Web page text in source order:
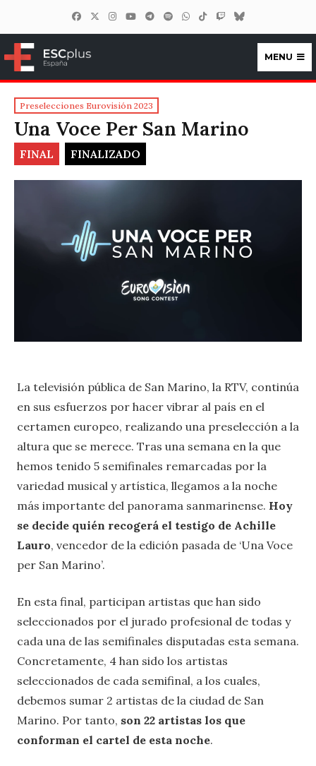
ESCplus España
MENU
Preselecciones Eurovisión 2023
Una Voce Per San Marino
FINAL FINALIZADO
La televisión pública de San Marino, la RTV, continúa
en sus esfuerzos por hacer vibrar al país en el
certamen europeo, realizando una preselección a la
altura que se merece. Tras una semana en la que
hemos tenido 5 semifinales remarcadas por la
variedad musical y artística, llegamos a la noche
más importante del panorama sanmarinense. Hoy
se decide quién recogerá el testigo de Achille
Lauro, vencedor de la edición pasada de ‘Una Voce
per San Marino’.
En esta final, participan artistas que han sido
seleccionados por el jurado profesional de todas y
cada una de las semifinales disputadas esta semana.
Concretamente, 4 han sido los artistas
seleccionados de cada semifinal, a los cuales,
debemos sumar 2 artistas de la ciudad de San
Marino. Por tanto, son 22 artistas los que
conforman el cartel de esta noche.